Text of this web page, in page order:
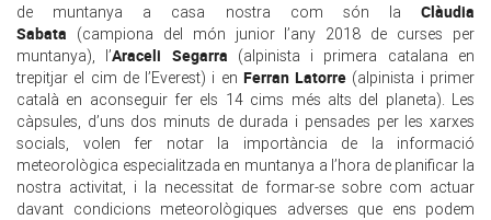
de muntanya a casa nostra com són la Clàudia
Sabata (campiona del món junior l’any 2018 de curses per
muntanya), l’Araceli Segarra (alpinista i primera catalana en
trepitjar el cim de l’Everest) i en Ferran Latorre (alpinista i primer
català en aconseguir fer els 14 cims més alts del planeta). Les
càpsules, d’uns dos minuts de durada i pensades per les xarxes
socials, volen fer notar la importància de la informació
meteorològica especialitzada en muntanya a l’hora de planificar la
nostra activitat, i la necessitat de formar-se sobre com actuar
davant condicions meteorològiques adverses que ens podem